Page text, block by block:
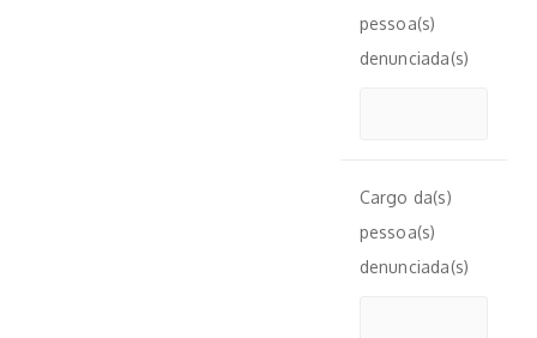
pessoa(s)
denunciada(s)
Cargo da(s)
pessoa(s)
denunciada(s)